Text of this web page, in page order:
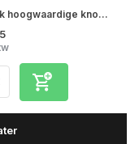
hoogwaardige kno...
& België